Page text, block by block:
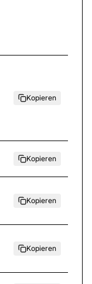
Kopieren
Kopieren
Kopieren
Kopieren